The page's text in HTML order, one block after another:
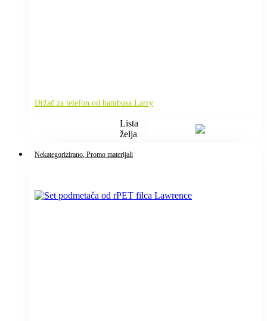
Držač za telefon od bambusa Larry
Lista
želja
Nekategorizirano , Promo materijali